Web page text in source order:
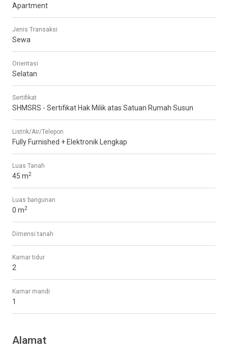
Apartment
Jenis Transaksi
Sewa
Orientasi
Selatan
Sertifikat
SHMSRS - Sertifikat Hak Milik atas Satuan Rumah Susun
Listrik/Air/Telepon
Fully Furnished + Elektronik Lengkap
Luas Tanah
45 m2
Luas bangunan
0 m2
Dimensi tanah
Kamar tidur
2
Kamar mandi
1
Alamat